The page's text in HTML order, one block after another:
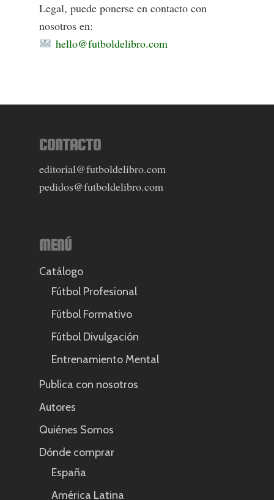
Legal, puede ponerse en contacto con
nosotros en:
hello@futboldelibro.com
CONTACTO
editorial@futboldelibro.com
pedidos@futboldelibro.com
MENÚ
Catálogo
Fútbol Profesional
Fútbol Formativo
Fútbol Divulgación
Entrenamiento Mental
Publica con nosotros
Autores
Quiénes Somos
Dónde comprar
España
América Latina